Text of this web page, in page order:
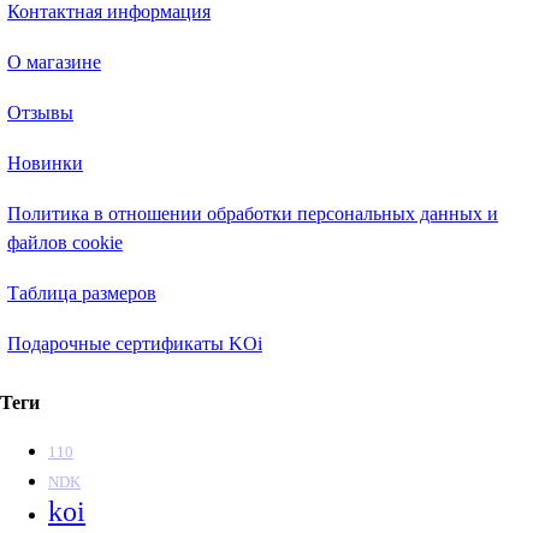
Контактная информация
О магазине
Отзывы
Новинки
Политика в отношении обработки персональных данных и
файлов cookie
Таблица размеров
Подарочные сертификаты KOi
Теги
110
NDK
koi